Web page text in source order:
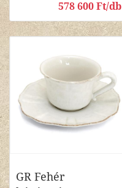
578 600 Ft/db
GR Fehér